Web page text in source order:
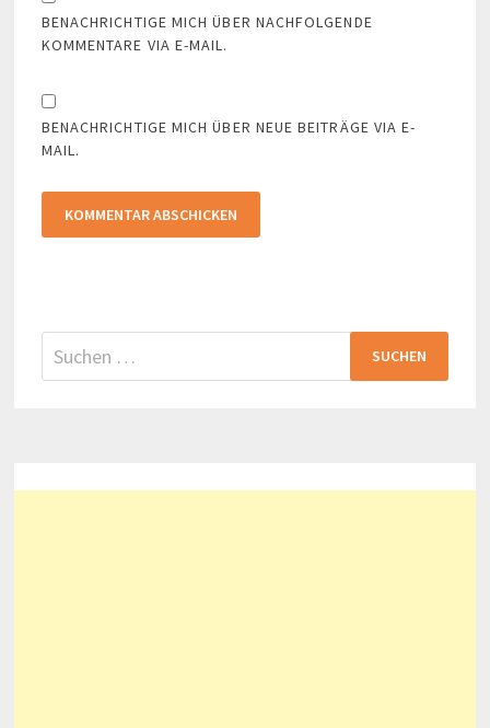
BENACHRICHTIGE MICH ÜBER NACHFOLGENDE
KOMMENTARE VIA E-MAIL.
BENACHRICHTIGE MICH ÜBER NEUE BEITRÄGE VIA E-
MAIL.
Suchen
nach: